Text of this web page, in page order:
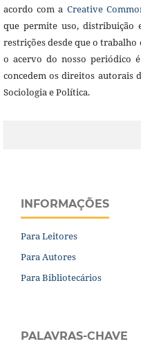
acordo com a Creative
que permite uso, distribuição
restrições desde que o
o acervo do nosso periódico
concedem os direitos autorais
Sociologia e Política.
INFORMAÇÕES
Para Leitores
Para Autores
Para Bibliotecários
PALAVRAS-CHAVE